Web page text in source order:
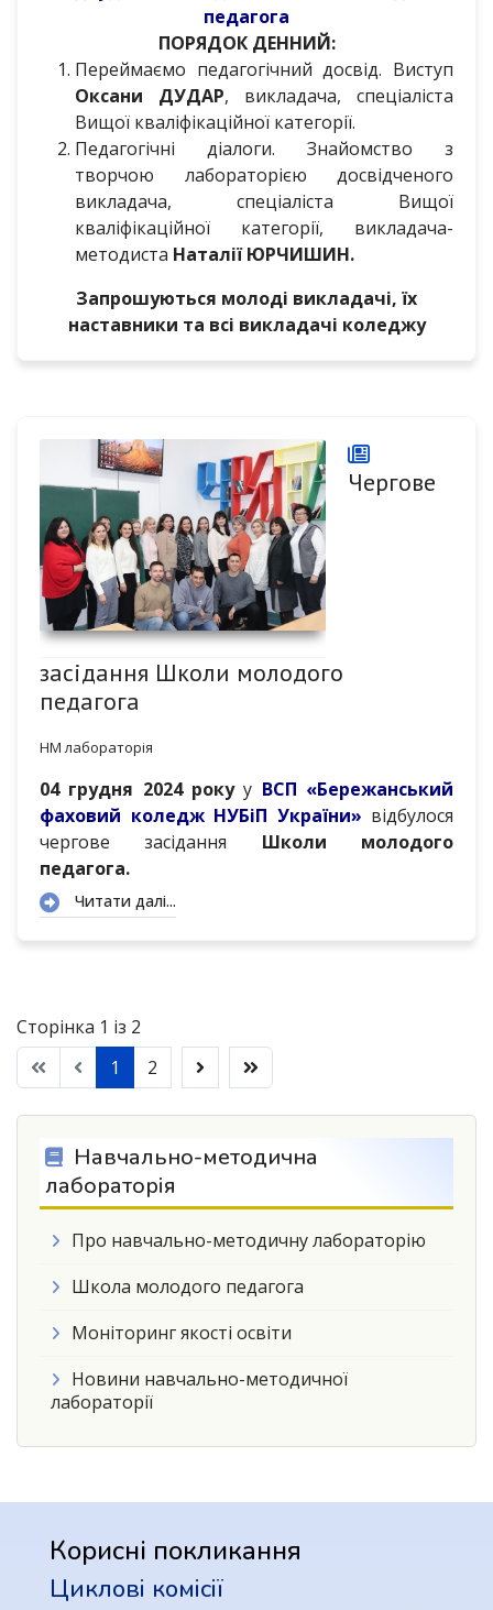
педагога
ПОРЯДОК ДЕННИЙ:
Переймаємо педагогічний досвід. Виступ
Оксани ДУДАР, викладача, спеціаліста
Вищої кваліфікаційної категорії.
Педагогічні діалоги. Знайомство з
творчою лабораторією досвідченого
викладача, спеціаліста Вищої
кваліфікаційної категорії, викладача-
методиста Наталії ЮРЧИШИН.
Запрошуються молоді викладачі, їх
наставники та всі викладачі коледжу
Чергове
засідання Школи молодого
педагога
НМ лабораторія
04 грудня 2024 рокуу ВСП «Бережанський
фаховий коледж НУБіП України» відбулося
чергове засідання Школи молодого
педагога.
Читати далі...
Сторінка 1 із 2
1
2
Навчально-методична
лабораторія
Про навчально-методичну лабораторію
Школа молодого педагога
Моніторинг якості освіти
Новини навчально-методичної
лабораторії
Корисні покликання
Циклові комісії